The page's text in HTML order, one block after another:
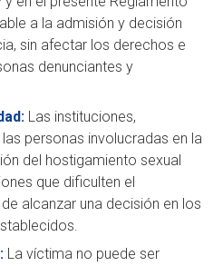
a la admisión y decisión
sin afectar los derechos e
denunciantes y
Las instituciones,
personas involucradas en la
del hostigamiento sexual
que dificulten el
alcanzar una decisión en los
La víctima no puede ser